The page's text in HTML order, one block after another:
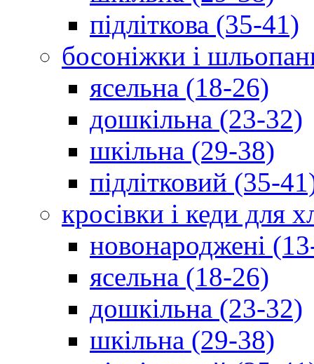
підліткова (35-41)
босоніжки і
ясельна (18-26)
дошкільна (23-32)
шкільна (29-38)
підлітковий (35-
кросівки і кеди для
новонароджені
ясельна (18-26)
дошкільна (23-32)
шкільна (29-38)